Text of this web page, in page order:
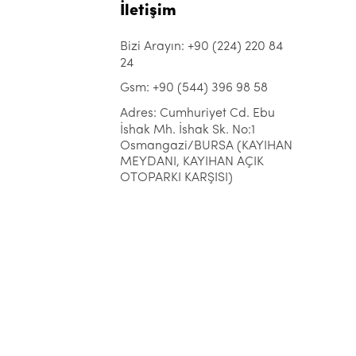
İletişim
Bizi Arayın: +90 (224) 220 84
24
Gsm: +90 (544) 396 98 58
Adres: Cumhuriyet Cd. Ebu
İshak Mh. İshak Sk. No:1
Osmangazi/BURSA (KAYIHAN
MEYDANI, KAYIHAN AÇIK
OTOPARKI KARŞISI)